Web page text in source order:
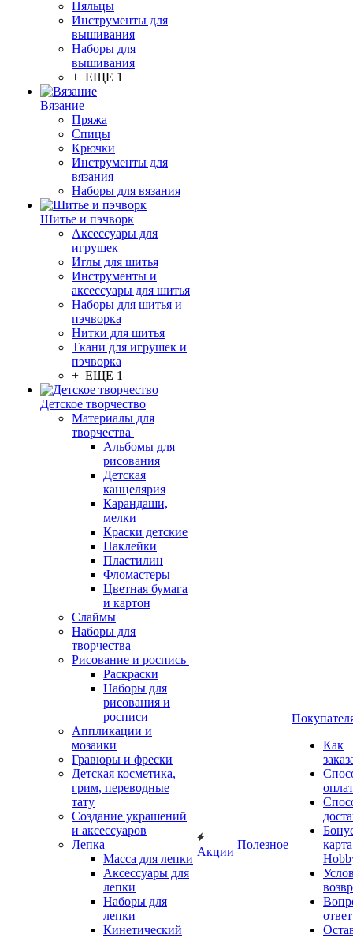
Пяльцы
Инструменты для
вышивания
Наборы для
вышивания
+ ЕЩЕ 1
Вязание
Пряжа
Спицы
Крючки
Инструменты для
вязания
Наборы для вязания
Шитье и пэчворк
Аксессуары для
игрушек
Иглы для шитья
Инструменты и
аксессуары для шитья
Наборы для шитья и
пэчворка
Нитки для шитья
Ткани для игрушек и
пэчворка
+ ЕЩЕ 1
Детское творчество
Материалы для
творчества
Альбомы для
рисования
Детская
канцелярия
Карандаши,
мелки
Краски детские
Наклейки
Пластилин
Фломастеры
Цветная бумага
и картон
Слаймы
Наборы для
творчества
Рисование и роспись
Раскраски
Наборы для
рисования и
росписи
Аппликации и
мозаики
Гравюры и фрески
Детская косметика,
грим, переводные
тату
Создание украшений
и аксессуаров
Лепка
Масса для лепки
Аксессуары для
лепки
Наборы для
лепки
Кинетический
Акции
Полезное
Как
карта
ответ